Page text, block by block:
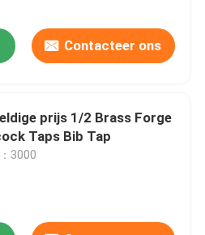
Contacteer ons
prijs 1/2 Brass Forge
Taps Bib Tap
3000